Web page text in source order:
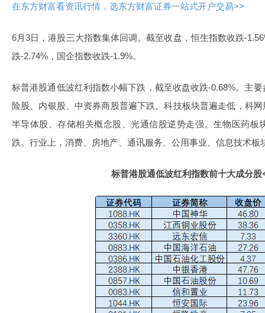
在东方财富看资讯行情，选东方财富证券一站式开户交易>>
6月3日，港股三大指数集体回调。截至收盘，恒生指数收跌-
跌-2.74%，国企指数收跌-1.9%。
标普港股通低波红利指数小幅下跌，截至收盘收跌-0.68%。主
险股、内银股、中资券商股普遍下跌。科技板块普遍走低，科
半导体股、存储相关概念股、光通信股逆势走强。生物医药板
跌。行业上，消费、房地产、通讯服务、公用事业、信息技术板
标普港股通低波红利指数前十大成分股